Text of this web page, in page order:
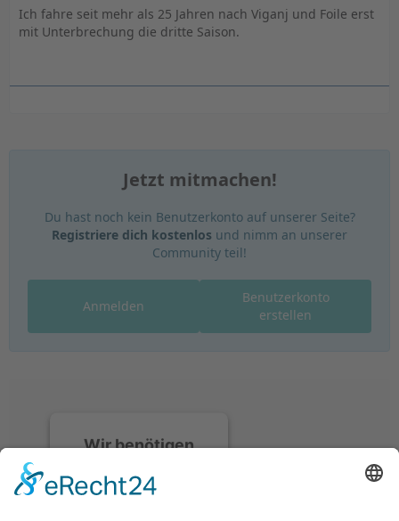
Ich fahre seit mehr als 25 Jahren nach Viganj und Foile erst
mit Unterbrechung die dritte Saison.
Jetzt mitmachen!
Du hast noch kein Benutzerkonto auf unserer Seite?
Registriere dich kostenlos und nimm an unserer
Community teil!
Benutzerkonto
erstellen
Anmelden
Wir benötigen
Zustimmung, um